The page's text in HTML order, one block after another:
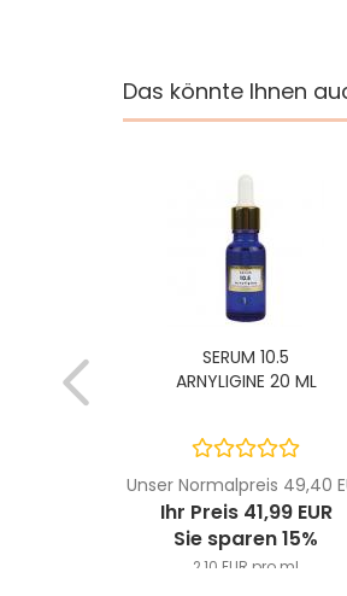
Das könnte Ihnen
SERUM 10.5
ARNYLIGINE 20 ML
Unser Normalpreis 49,40
Ihr Preis 41,99 EUR
Sie sparen 15%
2,10 EUR pro ml